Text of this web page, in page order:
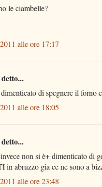
le ciambelle?
alle ore 17:17
di spegnere il forno
alle ore 18:05
non si è+ dimenticato di
in abruzzo gia ce ne sono a
alle ore 23:48